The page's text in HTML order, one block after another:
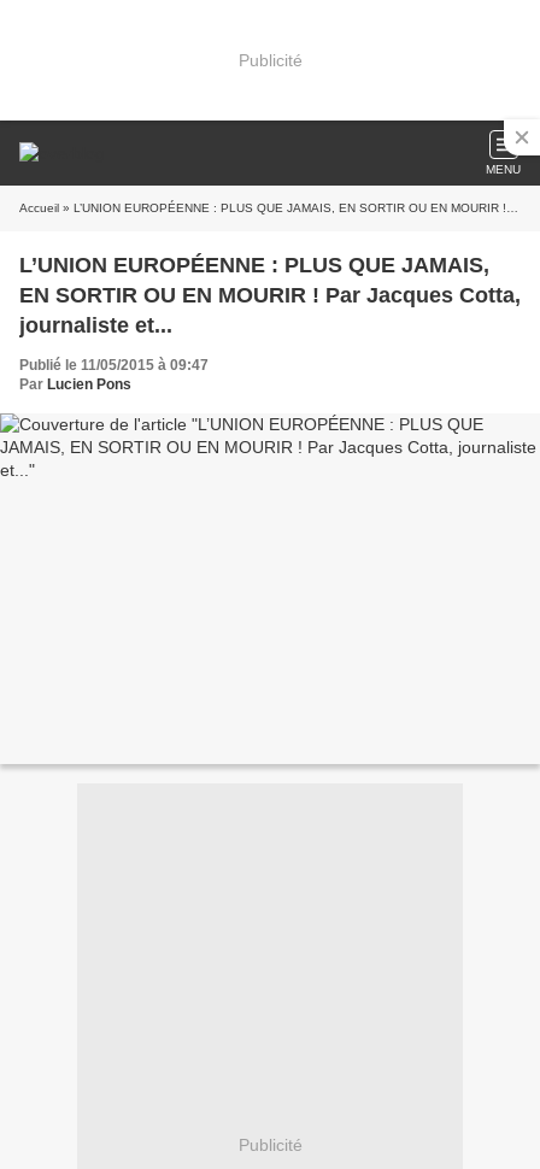
Publicité
MENU
Accueil » L’UNION EUROPÉENNE : PLUS QUE JAMAIS, EN SORTIR OU EN MOURIR ! Par Jacques Cotta, journaliste et...
L’UNION EUROPÉENNE : PLUS QUE JAMAIS,
EN SORTIR OU EN MOURIR ! Par Jacques Cotta,
journaliste et...
Publié le 11/05/2015 à 09:47
Par Lucien Pons
Publicité